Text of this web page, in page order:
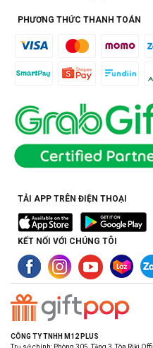
PHƯƠNG THỨC THANH TOÁN
TẢI APP TRÊN ĐIỆN THOẠI
KẾT NỐI VỚI CHÚNG TÔI
CÔNG TY TNHH M12 PLUS